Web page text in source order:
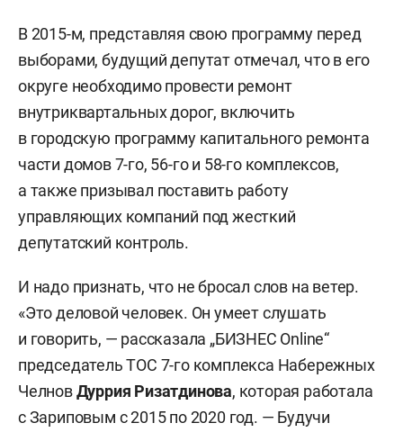
В 2015-м, представляя свою программу перед
выборами, будущий депутат отмечал, что в его
округе необходимо провести ремонт
внутриквартальных дорог, включить
в городскую программу капитального ремонта
части домов 7-го, 56-го и 58-го комплексов,
а также призывал поставить работу
управляющих компаний под жесткий
депутатский контроль.
И надо признать, что не бросал слов на ветер.
«Это деловой человек. Он умеет слушать
и говорить, — рассказала „БИЗНЕС Online“
председатель ТОС 7-го комплекса Набережных
ЧелновДуррия Ризатдинова, которая работала
с Зариповым с 2015 по 2020 год. — Будучи